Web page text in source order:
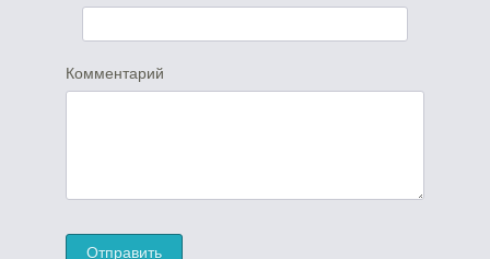
Комментарий